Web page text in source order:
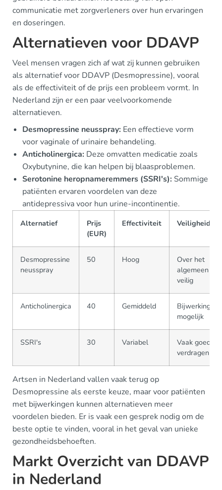
communicatie met zorgverleners over hun ervaringen
en doseringen.
Alternatieven voor DDAVP
Veel mensen vragen zich af wat zij kunnen gebruiken
als alternatief voor DDAVP (Desmopressine), vooral
als de effectiviteit of de prijs een probleem vormt. In
Nederland zijn er een paar veelvoorkomende
alternatieven.
Desmopressine neusspray: Een effectieve vorm
voor vaginale of urinaire behandeling.
Anticholinergica: Deze omvatten medicatie zoals
Oxybutynine, die kan helpen bij blaasproblemen.
Serotonine heropnameremmers (SSRI's): Sommige
patiënten ervaren voordelen van deze
antidepressiva voor hun urine-incontinentie.
Alternatief
Prijs
(EUR)
Effectiviteit Veiligheid
Desmopressine
neusspray
50 Hoog
Over het
algemeen
veilig
Anticholinergica 40 Gemiddeld
Bijwerkingen
mogelijk
SSRI's 30 Variabel
Vaak goed
verdragen
Artsen in Nederland vallen vaak terug op
Desmopressine als eerste keuze, maar voor patiënten
met bijwerkingen kunnen alternatieven meer
voordelen bieden. Er is vaak een gesprek nodig om de
beste optie te vinden, vooral in het geval van unieke
gezondheidsbehoeften.
Markt Overzicht van DDAVP
in Nederland